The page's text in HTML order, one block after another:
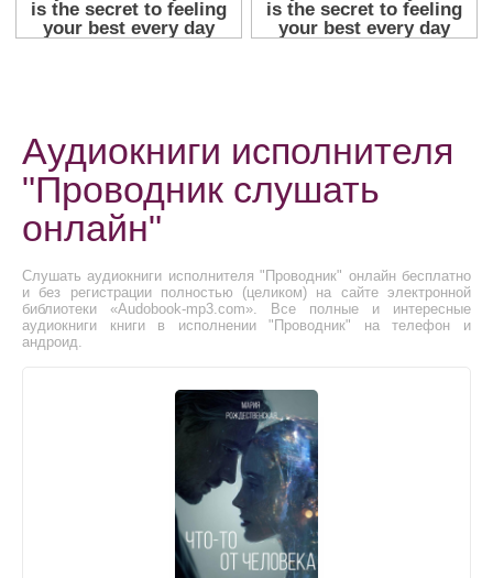
Аудиокниги исполнителя
"Проводник слушать
онлайн"
Слушать аудиокниги исполнителя "Проводник" онлайн бесплатно
и без регистрации полностью (целиком) на сайте электронной
библиотеки «Audobook-mp3.com». Все полные и интересные
аудиокниги книги в исполнении "Проводник" на телефон и
андроид.